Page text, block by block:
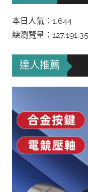
本日人氣：1,644
總瀏覽量：
達人推薦